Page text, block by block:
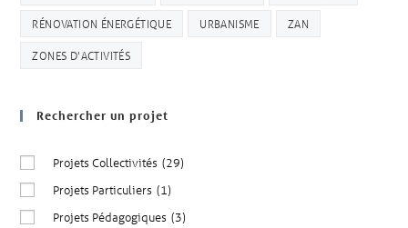
RÉNOVATION ÉNERGÉTIQUE URBANISME ZAN
ZONES D'ACTIVITÉS
Rechercher un projet
Projets Collectivités (29)
Projets Particuliers (1)
Projets Pédagogiques (3)